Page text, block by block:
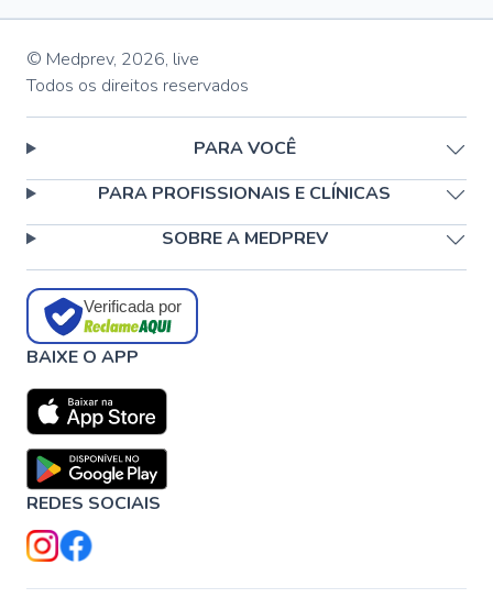
© Medprev, 2026, live
Todos os direitos reservados
PARA VOCÊ
PARA PROFISSIONAIS E CLÍNICAS
SOBRE A MEDPREV
Verificada por
BAIXE O APP
REDES SOCIAIS